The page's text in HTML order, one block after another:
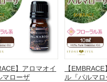
】アロマオイ
マローザ
【
ル『パルマ